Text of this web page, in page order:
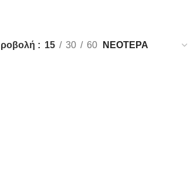
15 30 60